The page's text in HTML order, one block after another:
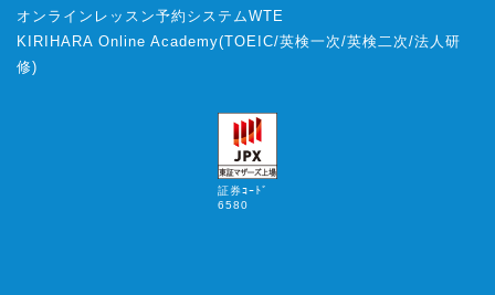
オンラインレッスン予約システムWTE
KIRIHARA Online Academy(TOEIC/英検一次/英検二次/法人研
修)
証券ｺｰﾄﾞ
6580